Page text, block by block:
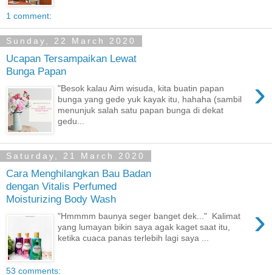
1 comment:
Sunday, 22 March 2020
Ucapan Tersampaikan Lewat
Bunga Papan
›
"Besok kalau Aim wisuda, kita buatin papan
bunga yang gede yuk kayak itu, hahaha (sambil
menunjuk salah satu papan bunga di dekat
gedu...
Saturday, 21 March 2020
Cara Menghilangkan Bau Badan
dengan Vitalis Perfumed
Moisturizing Body Wash
›
"Hmmmm baunya seger banget dek..." Kalimat
yang lumayan bikin saya agak kaget saat itu,
ketika cuaca panas terlebih lagi saya ...
53 comments: